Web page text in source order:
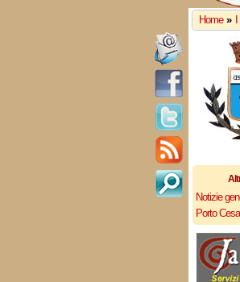
Home »
Notizie
Porto